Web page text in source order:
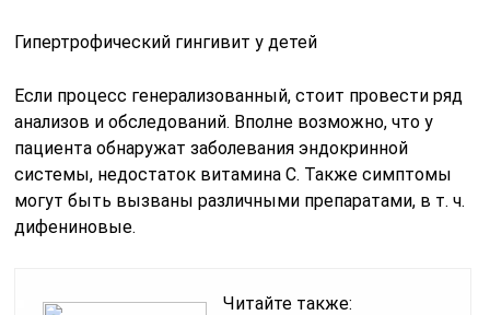
Гипертрофический гингивит у детей
Если процесс генерализованный, стоит провести ряд
анализов и обследований. Вполне возможно, что у
пациента обнаружат заболевания эндокринной
системы, недостаток витамина С. Также симптомы
могут быть вызваны различными препаратами, в т. ч.
дифениновые.
Читайте также: